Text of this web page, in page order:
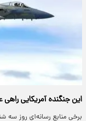
این جنگنده آمریکایی
برخی منابع رسانه‌ای روز سه